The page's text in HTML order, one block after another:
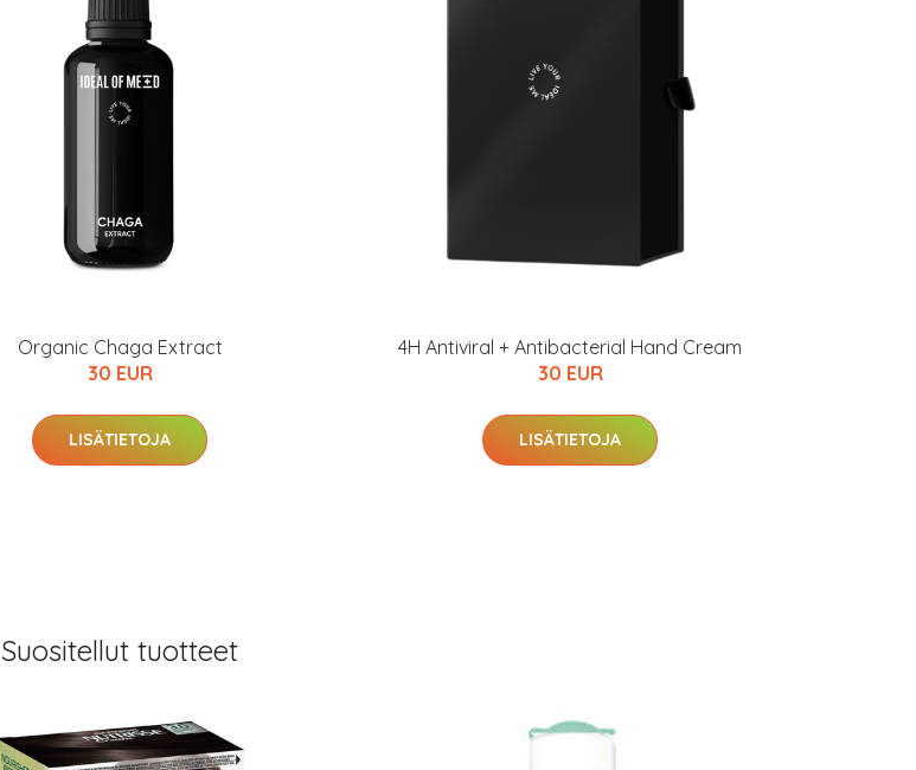
Organic Chaga Extract
30 EUR
LISÄTIETOJA
4H Antiviral + Antibacterial Hand Cream
30 EUR
LISÄTIETOJA
Suositellut tuotteet